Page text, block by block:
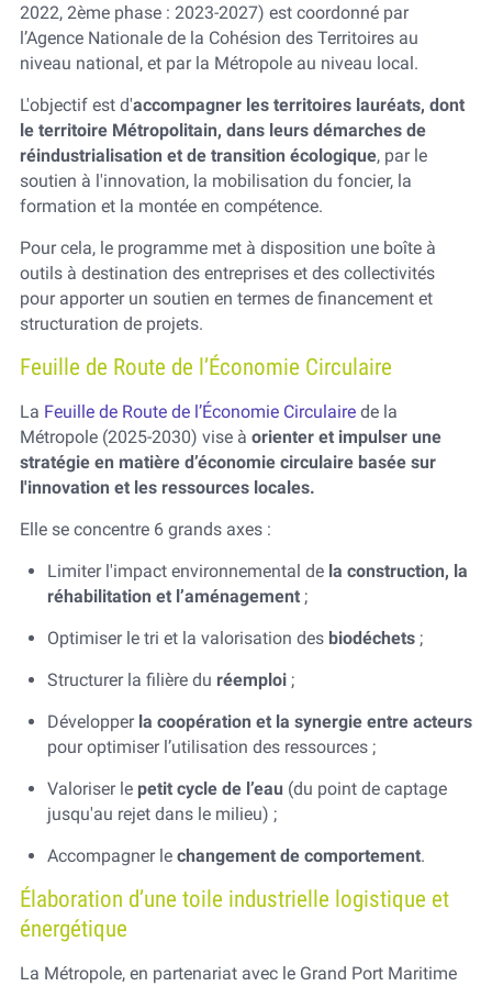
2022, 2ème phase : 2023-2027) est coordonné par
l’Agence Nationale de la Cohésion des Territoires au
niveau national, et par la Métropole au niveau local.
L'objectif est d'accompagner les territoires lauréats, dont
le territoire Métropolitain, dans leurs démarches de
réindustrialisation et de transition écologique, par le
soutien à l'innovation, la mobilisation du foncier, la
formation et la montée en compétence.
Pour cela, le programme met à disposition une boîte à
outils à destination des entreprises et des collectivités
pour apporter un soutien en termes de financement et
structuration de projets.
Feuille de Route de l’Économie Circulaire
La Feuille de Route de l’Économie Circulairede la
Métropole (2025-2030) vise à orienter et impulser une
stratégie en matière d’économie circulaire basée sur
l'innovation et les ressources locales.
Elle se concentre 6 grands axes :
Limiter l'impact environnemental de la construction, la
réhabilitation et l’aménagement;
Optimiser le tri et la valorisation desbiodéchets;
Structurer la filière du réemploi;
Développer la coopération et la synergie entre acteurs
pour optimiser l’utilisation des ressources ;
Valoriser le petit cycle de l’eau (du point de captage
jusqu'au rejet dans le milieu) ;
Accompagner le changement de comportement.
Élaboration d’une toile industrielle logistique et
énergétique
La Métropole, en partenariat avec le Grand Port Maritime